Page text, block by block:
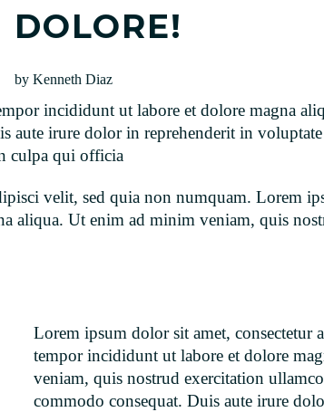
DOLORE!
by Kenneth Diaz
incididunt ut labore et dolore magna
irure dolor in reprehenderit in
culpa qui officia
velit, sed quia non numquam. Lorem
aliqua. Ut enim ad minim veniam, quis
Lorem ipsum dolor sit amet, consectetur
tempor incididunt ut labore et dolore
veniam, quis nostrud exercitation
commodo consequat. Duis aute irure